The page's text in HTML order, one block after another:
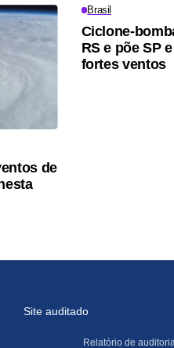
de
Brasil
Ciclone-
RS e põe SP
fortes ventos
Site auditado
Relatório de